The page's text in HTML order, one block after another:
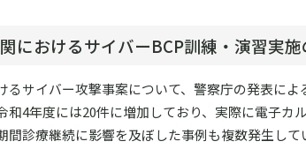
におけるサイバーBCP訓練・演習実
るサイバー攻撃事案について、警察庁の発表に
和4年度には20件に増加しており、実際に電子
間診療継続に影響を及ぼした事例も複数発生して